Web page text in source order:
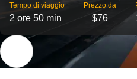
Tempo di viaggio
2 ore 50 min
Prezzo da
$76